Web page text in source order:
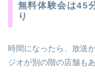
無料体験会は45
り
時間になったら、放送
ジオが別の階の店舗も